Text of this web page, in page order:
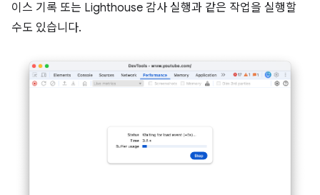
이스 기록 또는 Lighthouse 감사 실행과 같은 작업을 실행할
수도 있습니다.